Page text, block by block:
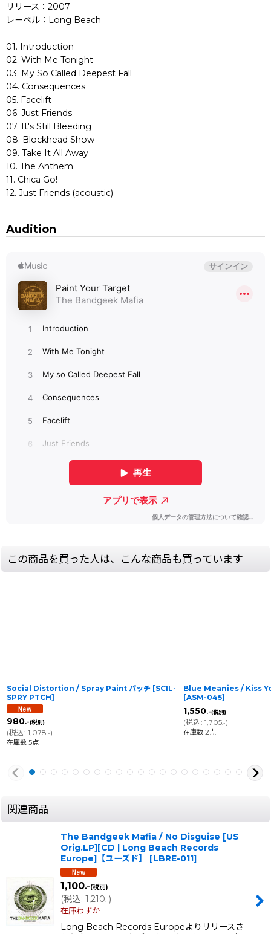
リリース：2007
レーベル：Long Beach
01. Introduction
02. With Me Tonight
03. My So Called Deepest Fall
04. Consequences
05. Facelift
06. Just Friends
07. It's Still Bleeding
08. Blockhead Show
09. Take It All Away
10. The Anthem
11. Chica Go!
12. Just Friends (acoustic)
Audition
この商品を買った人は、こんな商品も買っています
Social Distortion / Spray Paint パッチ [SCIL-
SPRY PTCH]
980.-(税別)
(税込: 1,078 .-)
在庫数 5点
Blue Meanies / Kiss
[ASM-045]
1,550.-(税別)
(税込: 1,705.-)
在庫数 2点
関連商品
The Bandgeek Mafia / No Disguise [US
Orig.LP][CD | Long Beach Records
Europe]【ユーズド】
[LBRE-011]
1,100.-(税別)
(税込: 1,210.-)
在庫わずか
Long Beach Records Europeよりリリースさ